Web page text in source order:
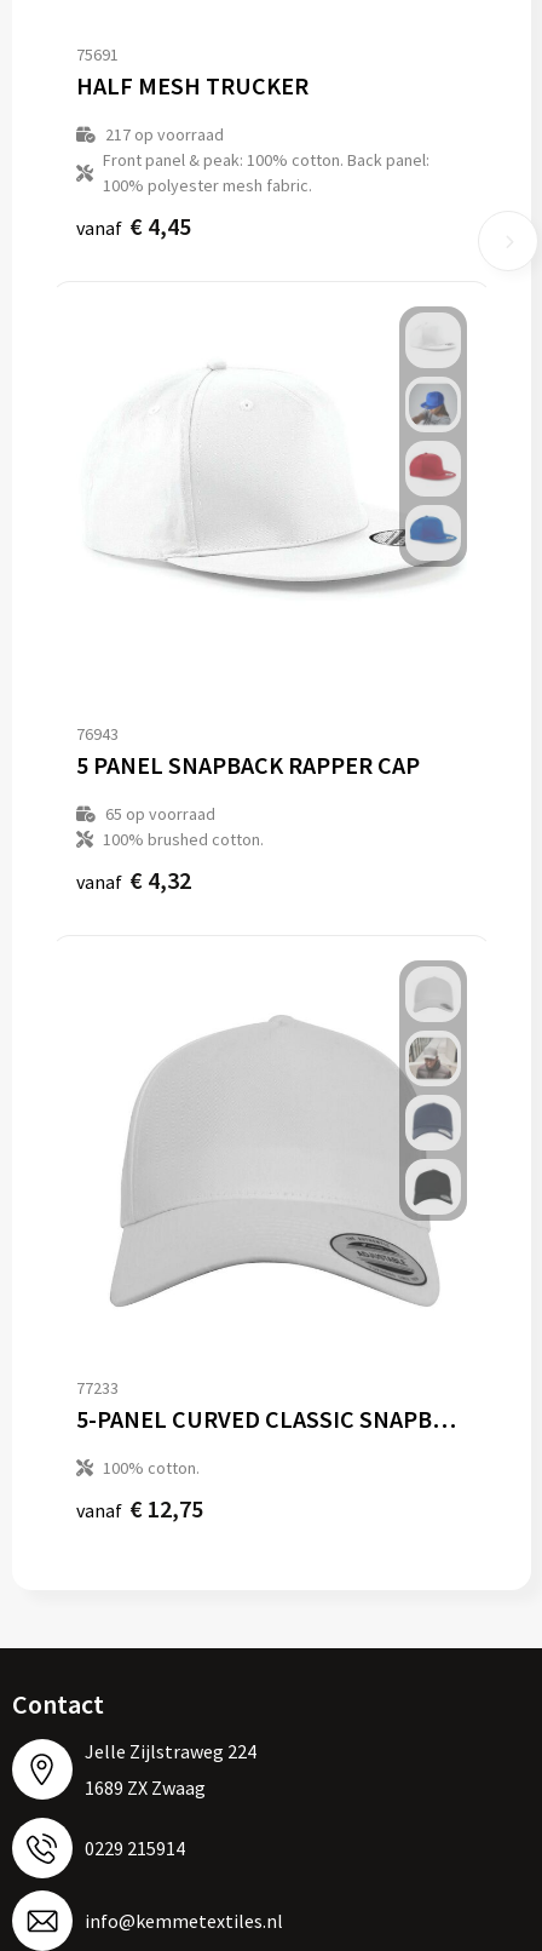
75691
HALF MESH TRUCKER
217op voorraad
Front panel & peak: 100% cotton. Back panel:
100% polyester mesh fabric.
vanaf € 4,45
76943
5 PANEL SNAPBACK RAPPER CAP
65 op voorraad
100% brushed cotton.
vanaf € 4,32
77233
5-PANEL CURVED CLASSIC SNAPBACK
100% cotton.
vanaf € 12,75
Contact
Jelle Zijlstraweg 224
1689 ZX Zwaag
0229 215914
info@kemmetextiles.nl